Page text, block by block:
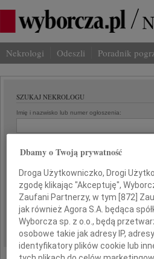
Nekrologi Odeszli Poradnik
SZUKAJ NEKROLOGU
Imię i nazwisko lub numer ogłoszenia:
Data:
od:
Liczba wyników na stronie:
Dbamy o Twoją prywatność
Droga Użytkowniczko, Drogi
zgodę klikając "Akceptuję",
Zaufani Partnerzy, w tym [872]
jak również Agora S.A. będąca
Wyborcza sp. z o.o., będą
osobowe takie jak adresy IP,
identyfikatory plików cookie lub